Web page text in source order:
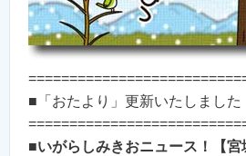
■「おたより」更新いたしました
■いがらしみきおニュース！【宮